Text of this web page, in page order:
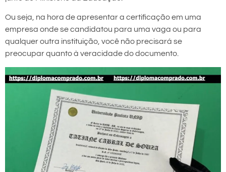
Ou seja, na hora de apresentar a certificação em uma
empresa onde se candidatou para uma vaga ou para
qualquer outra instituição, você não precisará se
preocupar quanto à veracidade do documento.